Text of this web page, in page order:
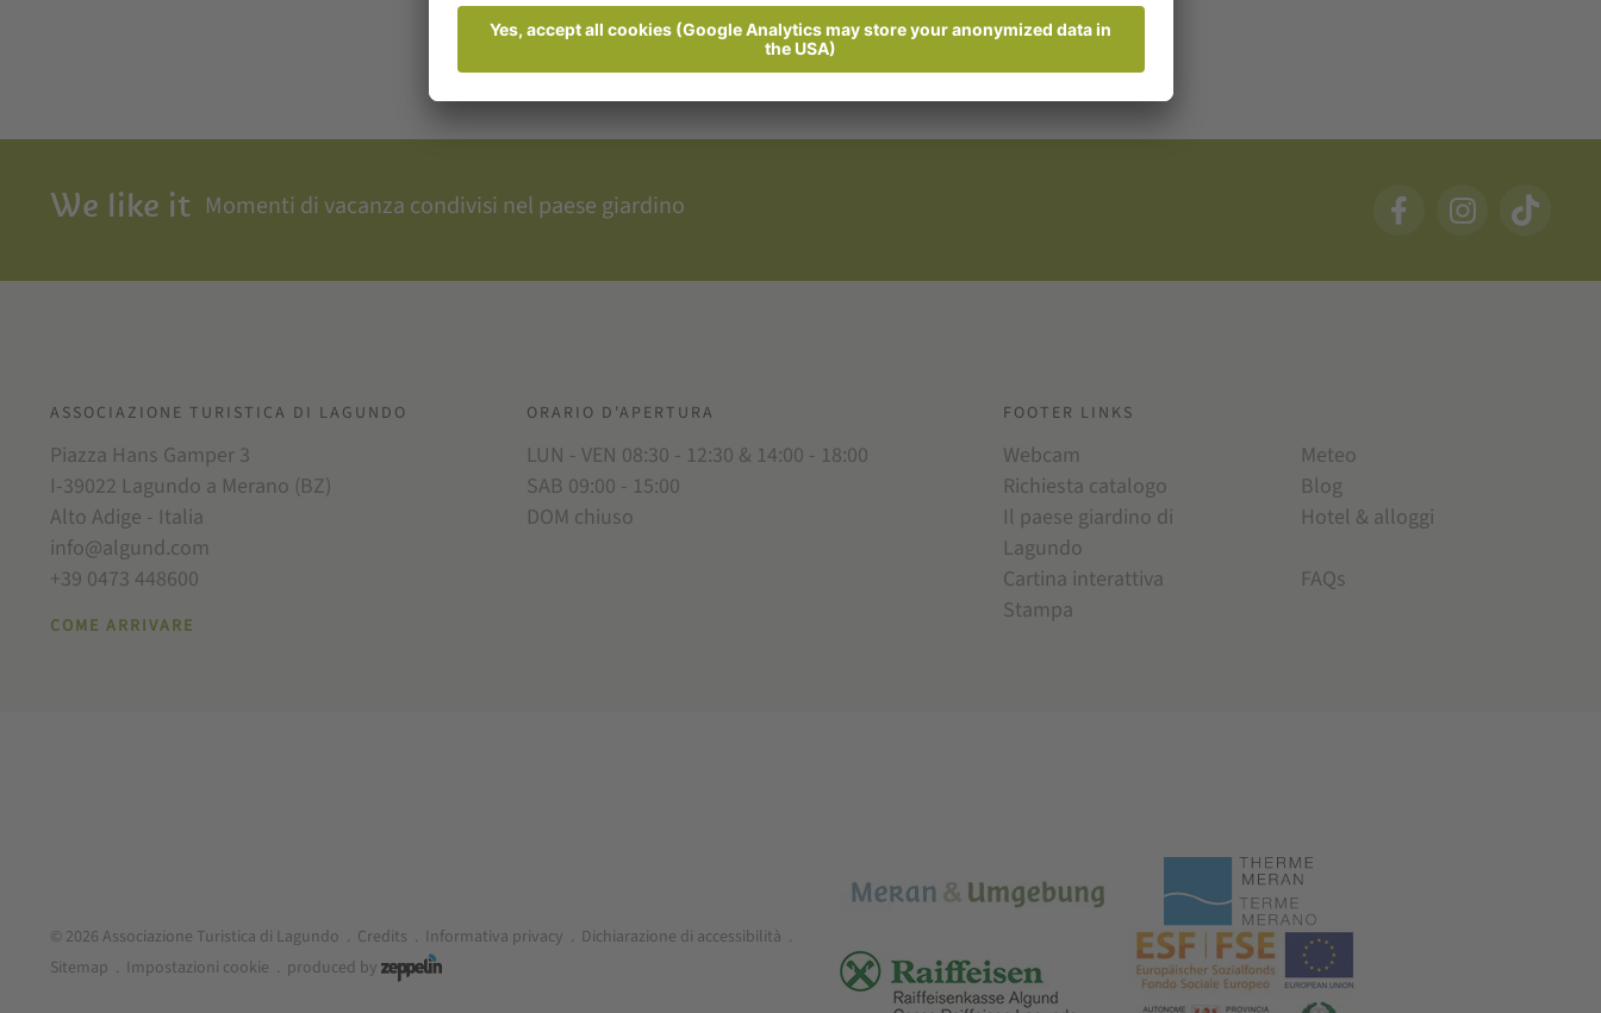
We like it Momenti di vacanza condivisi nel paese giardino
ASSOCIAZIONE TURISTICA DI LAGUNDO
Piazza Hans Gamper 3
I-39022 Lagundo a Merano (BZ)
Alto Adige - Italia
info@algund.com
+39 0473 448600
COME ARRIVARE
ORARIO D'APERTURA
LUN - VEN 08:30 - 12:30 & 14:00 - 18:00
SAB 09:00 - 15:00
DOM chiuso
FOOTER LINKS
Webcam
Meteo
Richiesta catalogo
Blog
Il paese giardino di
Lagundo
Hotel & alloggi
Cartina interattiva
FAQs
Stampa
© 2026 Associazione Turistica di Lagundo . Credits . Informativa privacy . Dichiarazione di accessibilità .
Sitemap . Impostazioni cookie . produced by